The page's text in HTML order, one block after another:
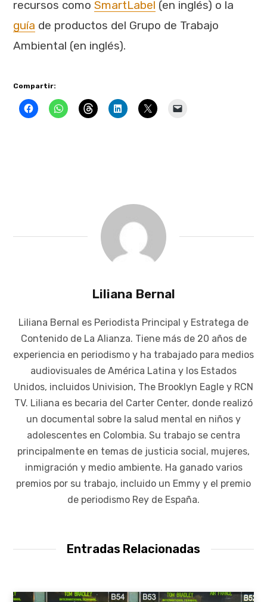
recursos como SmartLabel (en inglés) o la
guía de productos del Grupo de Trabajo
Ambiental (en inglés).
Compartir:
Liliana Bernal
Liliana Bernal es Periodista Principal y Estratega de
Contenido de La Alianza. Tiene más de 20 años de
experiencia en periodismo y ha trabajado para medios
audiovisuales de América Latina y los Estados
Unidos, incluidos Univision, The Brooklyn Eagle y RCN
TV. Liliana es becaria del Carter Center, donde realizó
un documental sobre la salud mental en niños y
adolescentes en Colombia. Su trabajo se centra
principalmente en temas de justicia social, mujeres,
inmigración y medio ambiente. Ha ganado varios
premios por su trabajo, incluido un Emmy y el premio
de periodismo Rey de España.
Entradas Relacionadas